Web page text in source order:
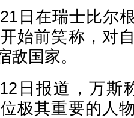
日在瑞士比尔
始前笑称，对
敌国家。
日报道，万斯
极其重要的人